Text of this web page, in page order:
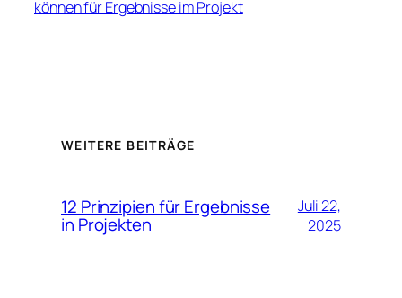
können für Ergebnisse im Projekt
WEITERE BEITRÄGE
12 Prinzipien für Ergebnisse
in Projekten
Juli 22,
2025